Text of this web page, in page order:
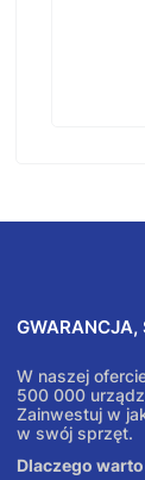
GWARANCJA,
W naszej
500 000
Zainwestuj w
w swój sprzęt.
Dlaczego